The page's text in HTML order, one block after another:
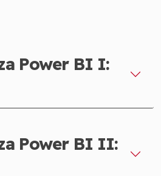
Power BI I:
Power BI II: